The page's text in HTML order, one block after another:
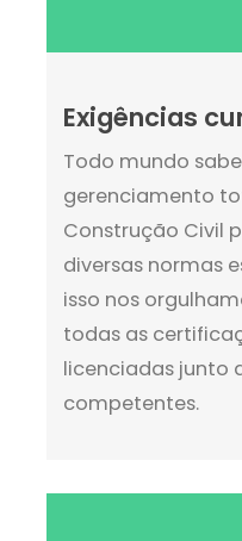
Exigências
Todo mundo
gerenciamento
Construção Civil
diversas normas
isso nos
todas as
licenciadas junto
competentes.